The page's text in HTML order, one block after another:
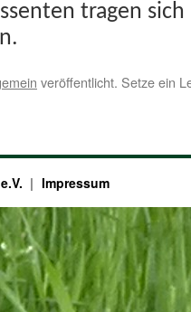
tragen
veröffentlicht. Setze ein
Impressum